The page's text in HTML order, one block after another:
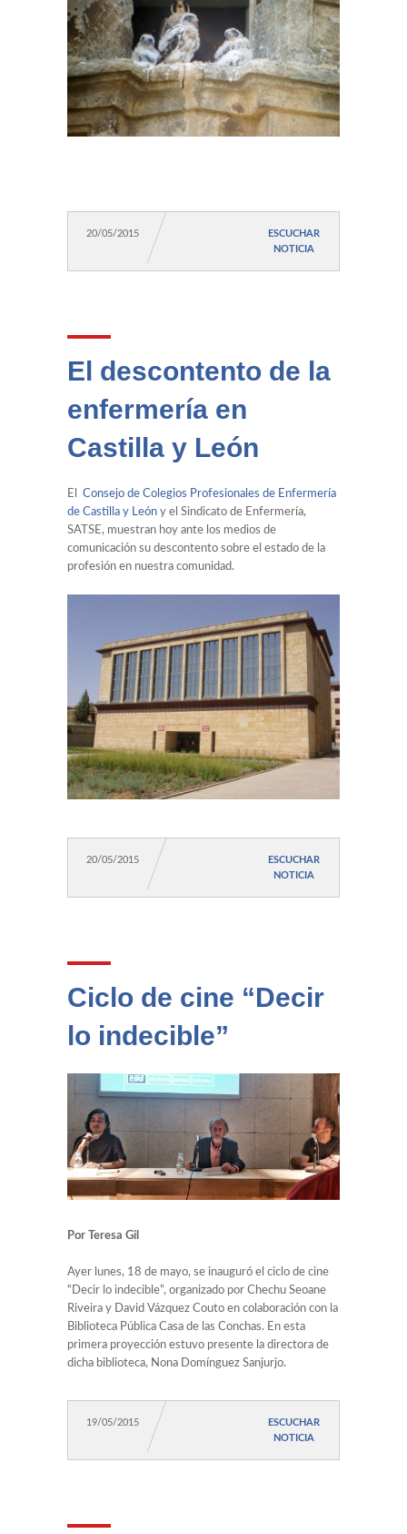
20/05/2015
ESCUCHAR
NOTICIA
El descontento de la
enfermería en
Castilla y León
El Consejo de Colegios Profesionales de Enfermería
de Castilla y León y el Sindicato de Enfermería,
SATSE, muestran hoy ante los medios de
comunicación su descontento sobre el estado de la
profesión en nuestra comunidad.
20/05/2015
ESCUCHAR
NOTICIA
Ciclo de cine “Decir
lo indecible”
Por Teresa Gil
Ayer lunes, 18 de mayo, se inauguró el ciclo de cine
“Decir lo indecible”, organizado por Chechu Seoane
Riveira y David Vázquez Couto en colaboración con la
Biblioteca Pública Casa de las Conchas. En esta
primera proyección estuvo presente la directora de
dicha biblioteca, Nona Domínguez Sanjurjo.
19/05/2015
ESCUCHAR
NOTICIA